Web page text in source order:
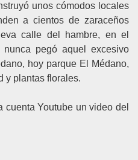
unos cómodos locales
a cientos de zaraceños
calle del hambre, en el
pegó aquel excesivo
hoy parque El Médano,
y plantas florales.
cuenta Youtube un video del